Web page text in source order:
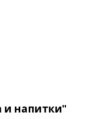
и напитки"